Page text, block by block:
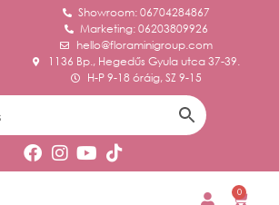
Showroom: 06704284867
Marketing: 06203809926
hello@floraminigroup.com
1136 Bp., Hegedűs Gyula utca 37-39.
H-P 9-18 óráig, SZ 9-15
0